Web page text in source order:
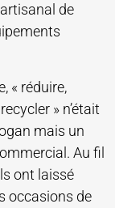
de
« réduire,
» n’était
mais un
Au fil
ont laissé
occasions de